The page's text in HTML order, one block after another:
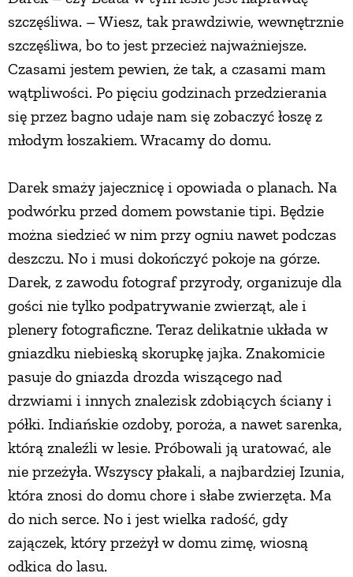
szczęśliwa. – Wiesz, tak prawdziwie, wewnętrznie
szczęśliwa, bo to jest przecież najważniejsze.
Czasami jestem pewien, że tak, a czasami mam
wątpliwości. Po pięciu godzinach przedzierania
się przez bagno udaje nam się zobaczyć łoszę z
młodym łoszakiem. Wracamy do domu.
Darek smaży jajecznicę i opowiada o planach. Na
podwórku przed domem powstanie tipi. Będzie
można siedzieć w nim przy ogniu nawet podczas
deszczu. No i musi dokończyć pokoje na górze.
Darek, z zawodu fotograf przyrody, organizuje dla
gości nie tylko podpatrywanie zwierząt, ale i
plenery fotograficzne. Teraz delikatnie układa w
gniazdku niebieską skorupkę jajka. Znakomicie
pasuje do gniazda drozda wiszącego nad
drzwiami i innych znalezisk zdobiących ściany i
półki. Indiańskie ozdoby, poroża, a nawet sarenka,
którą znaleźli w lesie. Próbowali ją uratować, ale
nie przeżyła. Wszyscy płakali, a najbardziej Izunia,
która znosi do domu chore i słabe zwierzęta. Ma
do nich serce. No i jest wielka radość, gdy
zajączek, który przeżył w domu zimę, wiosną
odkica do lasu.